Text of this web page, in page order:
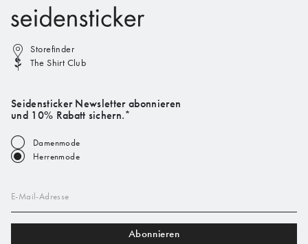
Storefinder
The Shirt Club
Seidensticker Newsletter abonnieren
und 10% Rabatt sichern.*
Damenmode
Herrenmode
E-Mail-Adresse
Abonnieren